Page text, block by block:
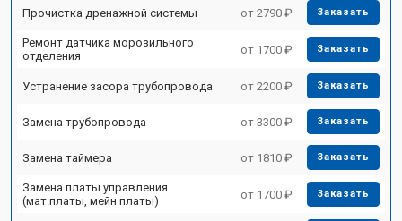
Прочистка дренажной системы от 2790 ₽ Заказать
Ремонт датчика морозильного
отделения
от 1700 ₽ Заказать
Устранение засора трубопровода от 2200 ₽ Заказать
Замена трубопровода от 3300 ₽ Заказать
Замена таймера от 1810 ₽ Заказать
Замена платы управления
(мат.платы, мейн платы)
от 1700 ₽ Заказать